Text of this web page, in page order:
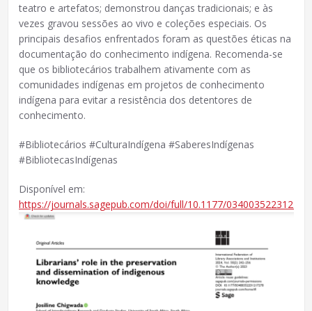
teatro e artefatos; demonstrou danças tradicionais; e às
vezes gravou sessões ao vivo e coleções especiais. Os
principais desafios enfrentados foram as questões éticas na
documentação do conhecimento indígena. Recomenda-se
que os bibliotecários trabalhem ativamente com as
comunidades indígenas em projetos de conhecimento
indígena para evitar a resistência dos detentores de
conhecimento.
#Bibliotecários #CulturaIndígena #SaberesIndígenas
#BibliotecasIndígenas
Disponível em:
https://journals.sagepub.com/doi/full/10.1177/